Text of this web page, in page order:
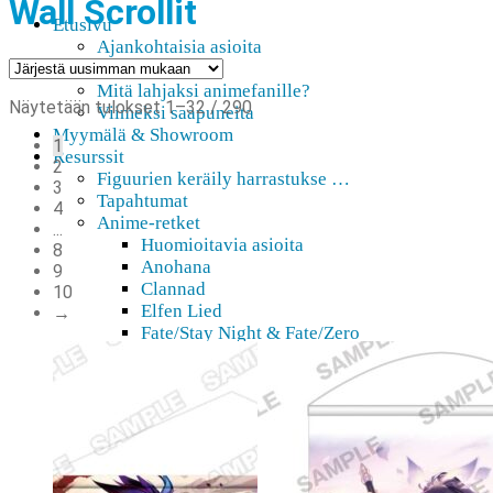
Etusivu
Ajankohtaisia asioita
Verkkokauppa
Mitä lahjaksi animefanille?
Viimeksi saapuneita
Myymälä & Showroom
Resurssit
Figuurien keräily harrastukse …
Tapahtumat
Anime-retket
Huomioitavia asioita
Anohana
Clannad
Elfen Lied
Fate/Stay Night & Fate/Zero
Haruhi Suzumiya
Higurashi
Kimi no Na Wa
Miss Kobayashi’s Dragon Maid
MMD
Wall Scrollit
Näytetään tulokset 1–32 / 290Sorted
1
2
3
4
8
9
10
→